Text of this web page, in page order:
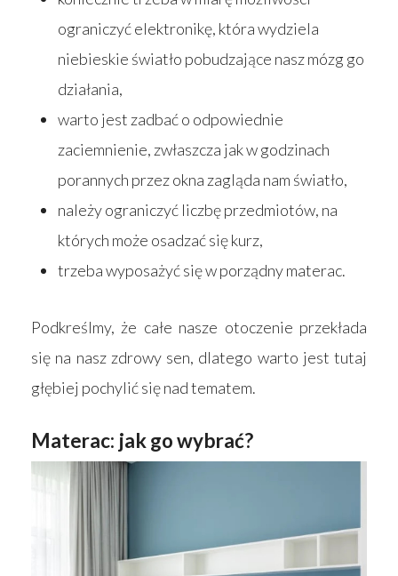
ograniczyć elektronikę, która wydziela
niebieskie światło pobudzające nasz mózg go
działania,
warto jest zadbać o odpowiednie
zaciemnienie, zwłaszcza jak w godzinach
porannych przez okna zagląda nam światło,
należy ograniczyć liczbę przedmiotów, na
których może osadzać się kurz,
trzeba wyposażyć się w porządny materac.
Podkreślmy, że całe nasze otoczenie przekłada
się na nasz zdrowy sen, dlatego warto jest tutaj
głębiej pochylić się nad tematem.
Materac: jak go wybrać?